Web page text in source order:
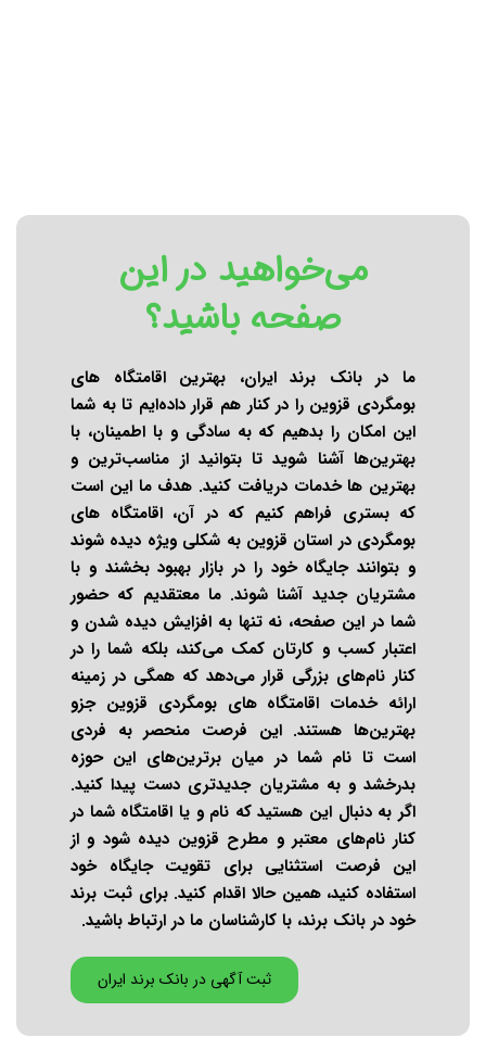
می‌خواهید در این
صفحه باشید؟
ما در بانک برند ایران، بهترین اقامتگاه های
بومگردی قزوین را در کنار هم قرار داده‌ایم تا به شما
این امکان را بدهیم که به سادگی و با اطمینان، با
بهترین‌ها آشنا شوید تا بتوانید از مناسب‌ترین و
بهترین ها خدمات دریافت کنید. هدف ما این است
که بستری فراهم کنیم که در آن، اقامتگاه های
بومگردی در استان قزوین به شکلی ویژه دیده شوند
و بتوانند جایگاه خود را در بازار بهبود بخشند و با
مشتریان جدید آشنا شوند. ما معتقدیم که حضور
شما در این صفحه، نه تنها به افزایش دیده شدن و
اعتبار کسب و کارتان کمک می‌کند، بلکه شما را در
کنار نام‌های بزرگی قرار می‌دهد که همگی در زمینه
ارائه خدمات اقامتگاه های بومگردی قزوین جزو
بهترین‌ها هستند. این فرصت منحصر به فردی
است تا نام شما در میان برترین‌های این حوزه
بدرخشد و به مشتریان جدیدتری دست پیدا کنید.
اگر به دنبال این هستید که نام و یا اقامتگاه شما در
کنار نام‌های معتبر و مطرح قزوین دیده شود و از
این فرصت استثنایی برای تقویت جایگاه خود
استفاده کنید، همین حالا اقدام کنید. برای ثبت برند
خود در بانک برند، با کارشناسان ما در ارتباط باشید.
ثبت آگهی در بانک برند ایران